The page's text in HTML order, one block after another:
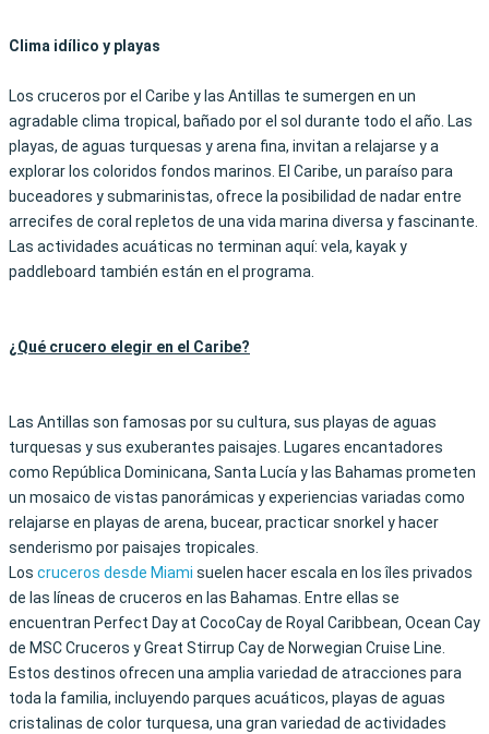
Clima idílico y playas
Los cruceros por el Caribe y las Antillas te sumergen en un
agradable clima tropical, bañado por el sol durante todo el año. Las
playas, de aguas turquesas y arena fina, invitan a relajarse y a
explorar los coloridos fondos marinos. El Caribe, un paraíso para
buceadores y submarinistas, ofrece la posibilidad de nadar entre
arrecifes de coral repletos de una vida marina diversa y fascinante.
Las actividades acuáticas no terminan aquí: vela, kayak y
paddleboard también están en el programa.
¿Qué crucero elegir en el Caribe?
Las Antillas son famosas por su cultura, sus playas de aguas
turquesas y sus exuberantes paisajes. Lugares encantadores
como República Dominicana, Santa Lucía y las Bahamas prometen
un mosaico de vistas panorámicas y experiencias variadas como
relajarse en playas de arena, bucear, practicar snorkel y hacer
senderismo por paisajes tropicales.
Los cruceros desde Miami suelen hacer escala en los îles privados
de las líneas de cruceros en las Bahamas. Entre ellas se
encuentran Perfect Day at CocoCay de Royal Caribbean, Ocean Cay
de MSC Cruceros y Great Stirrup Cay de Norwegian Cruise Line.
Estos destinos ofrecen una amplia variedad de atracciones para
toda la familia, incluyendo parques acuáticos, playas de aguas
cristalinas de color turquesa, una gran variedad de actividades